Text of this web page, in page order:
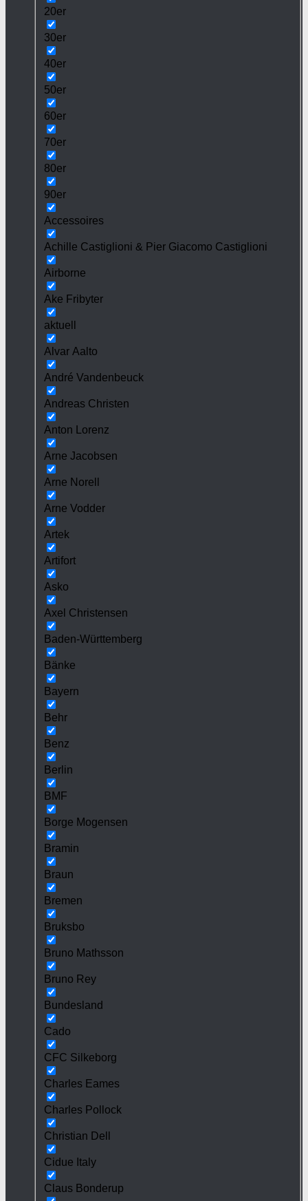
20er
30er
40er
50er
60er
70er
80er
90er
Accessoires
Achille Castiglioni & Pier Giacomo Castiglioni
Airborne
Ake Fribyter
aktuell
Alvar Aalto
André Vandenbeuck
Andreas Christen
Anton Lorenz
Arne Jacobsen
Arne Norell
Arne Vodder
Artek
Artifort
Asko
Axel Christensen
Baden-Württemberg
Bänke
Bayern
Behr
Benz
Berlin
BMF
Borge Mogensen
Bramin
Braun
Bremen
Bruksbo
Bruno Mathsson
Bruno Rey
Bundesland
Cado
CFC Silkeborg
Charles Eames
Charles Pollock
Christian Dell
Cidue Italy
Claus Bonderup